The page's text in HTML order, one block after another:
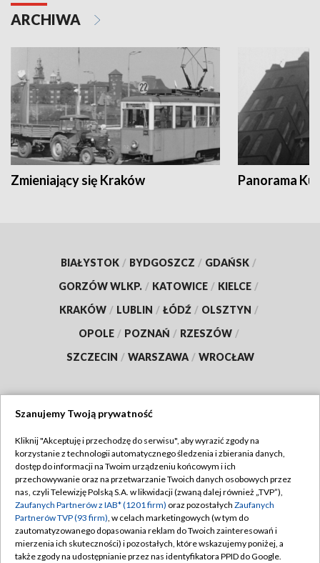
ARCHIWA
Zmieniający się Kraków Panorama
BIAŁYSTOK / BYDGOSZCZ / GDAŃSK /
GORZÓW WLKP. / KATOWICE / KIELCE /
KRAKÓW / LUBLIN / ŁÓDŹ / OLSZTYN /
OPOLE / POZNAŃ / RZESZÓW /
SZCZECIN / WARSZAWA / WROCŁAW
TVP
Abonament TVP
Emisja w TVP
Centrum informacji TVP
Naziemna Telewizja Cyfrowa
Regulamin TVP
Polityka prywatności
Moje zgody
Pomoc
Szanujemy Twoją prywatność
Kliknij "Akceptuję i przechodzę do serwisu", aby wyrazić zgody na
korzystanie z technologii automatycznego śledzenia i zbierania danych,
dostęp do informacji na Twoim urządzeniu końcowym i ich
przechowywanie oraz na przetwarzanie Twoich danych osobowych przez
nas, czyli Telewizję Polską S.A. w likwidacji (zwaną dalej również „TVP”),
Zaufanych Partnerów z IAB* (1201 firm) oraz pozostałych Zaufanych
Partnerów TVP (93 firm), w celach marketingowych (w tym do
zautomatyzowanego dopasowania reklam do Twoich zainteresowań i
mierzenia ich skuteczności) i pozostałych, które wskazujemy poniżej, a
także zgody na udostępnianie przez nas identyfikatora PPID do Google.